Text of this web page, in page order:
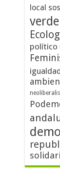
local
verde
político